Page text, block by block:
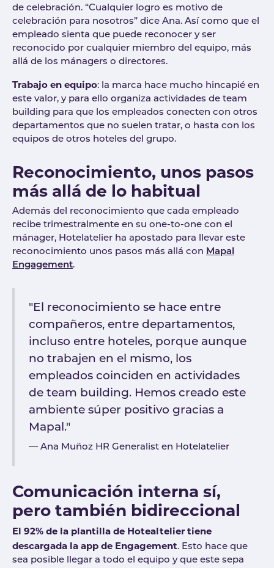
de celebración. “Cualquier logro es motivo de
celebración para nosotros” dice Ana. Así como que el
empleado sienta que puede reconocer y ser
reconocido por cualquier miembro del equipo, más
allá de los mánagers o directores.
Trabajo en equipo: la marca hace mucho hincapié en
este valor, y para ello organiza actividades de team
building para que los empleados conecten con otros
departamentos que no suelen tratar, o hasta con los
equipos de otros hoteles del grupo.
Reconocimiento, unos pasos
más allá de lo habitual
Además del reconocimiento que cada empleado
recibe trimestralmente en su one-to-one con el
mánager, Hotelatelier ha apostado para llevar este
reconocimiento unos pasos más allá con Mapal
Engagement.
"El reconocimiento se hace entre
compañeros, entre departamentos,
incluso entre hoteles, porque aunque
no trabajen en el mismo, los
empleados coinciden en actividades
de team building. Hemos creado este
ambiente súper positivo gracias a
Mapal."
Ana Muñoz HR Generalist en Hotelatelier
Comunicación interna sí,
pero también bidireccional
El 92% de la plantilla de Hotealtelier tiene
descargada la app de Engagement. Esto hace que
sea posible llegar a todo el equipo y que este sepa